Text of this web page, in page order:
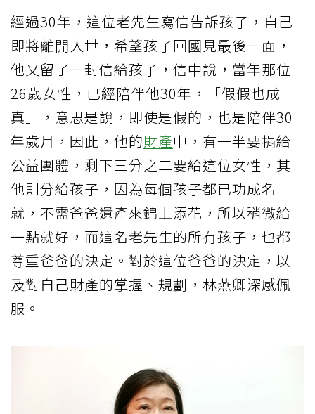
經過30年，這位老先生寫信告訴孩子，自己
即將離開人世，希望孩子回國見最後一面，
他又留了一封信給孩子，信中說，當年那位
26歲女性，已經陪伴他30年，「假假也成
真」，意思是說，即使是假的，也是陪伴30
年歲月，因此，他的財產中，有一半要捐給
公益團體，剩下三分之二要給這位女性，其
他則分給孩子，因為每個孩子都已功成名
就，不需爸爸遺產來錦上添花，所以稍微給
一點就好，而這名老先生的所有孩子，也都
尊重爸爸的決定。對於這位爸爸的決定，以
及對自己財產的掌握、規劃，林燕卿深感佩
服。